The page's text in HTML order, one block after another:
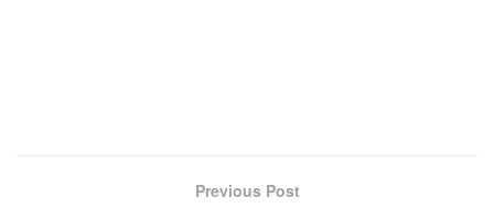
Previous Post